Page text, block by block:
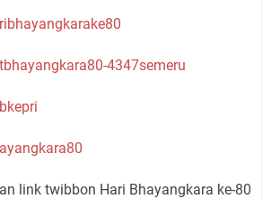
4347semeru
link twibbon Hari Bhayangkara ke-80